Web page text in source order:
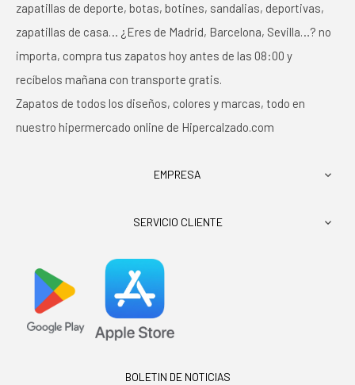
zapatillas de deporte, botas, botines, sandalias, deportivas,
zapatillas de casa… ¿Eres de Madrid, Barcelona, Sevilla…? no
importa, compra tus zapatos hoy antes de las 08:00 y
recíbelos mañana con transporte gratis.
Zapatos de todos los diseños, colores y marcas, todo en
nuestro hipermercado online de Hipercalzado.com
EMPRESA 
SERVICIO CLIENTE 
BOLETIN DE NOTICIAS